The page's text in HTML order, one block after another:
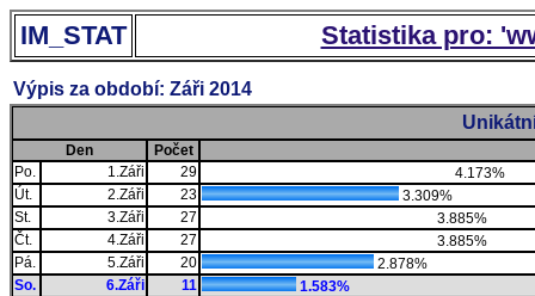
IM_STAT Statistika pro:
Výpis za období: Záři 2014
Den
Počet
Po.
1.Záři 29
4.173%
Út.
2.Záři 23
3.309%
St.
3.Záři 27
3.885%
Čt.
4.Záři 27
3.885%
Pá.
5.Záři 20
2.878%
So.
6.Záři 11
1.583%